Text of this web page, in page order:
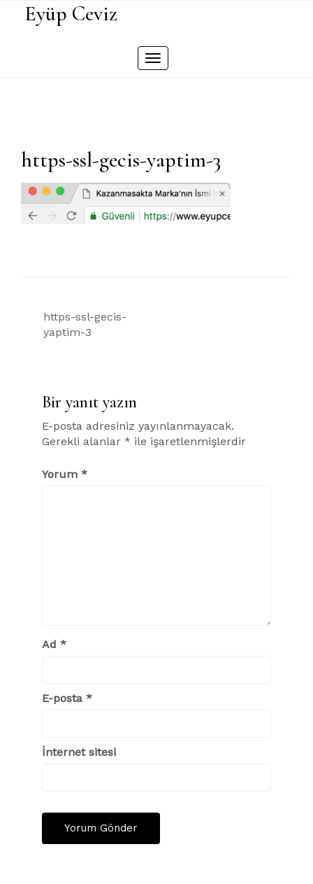
Eyüp Ceviz
Toggle
https-ssl-gecis-yaptim-3
Yazı
gezinmesi
https-ssl-gecis-
yaptim-3
Bir yanıt yazın
E-posta adresiniz yayınlanmayacak.
Gerekli alanlar * ile işaretlenmişlerdir
Yorum *
Ad *
E-posta *
İnternet sitesi